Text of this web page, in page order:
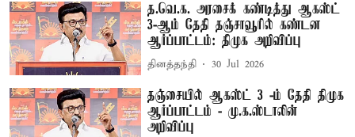
த.வெ.க. அரசைக் கண்டித்து ஆகஸ்ட்
3-ஆம் தேதி தஞ்சாவூரில் கண்டன
ஆர்ப்பாட்டம்: திமுக அறிவிப்பு
தினத்தந்தி 30 Jul 2026
தஞ்சையில் ஆகஸ்ட் 3 -ம் தேதி திமுக
ஆர்ப்பாட்டம் - மு.க.ஸ்டாலின்
அறிவிப்பு